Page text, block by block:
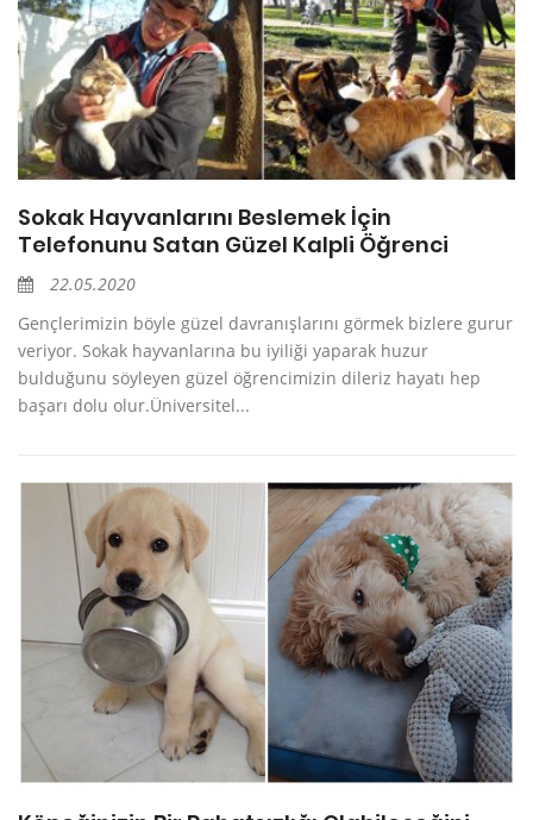
Sokak Hayvanlarını Beslemek İçin
Telefonunu Satan Güzel Kalpli Öğrenci
22.05.2020
Gençlerimizin böyle güzel davranışlarını görmek bizlere gurur
veriyor. Sokak hayvanlarına bu iyiliği yaparak huzur
bulduğunu söyleyen güzel öğrencimizin dileriz hayatı hep
başarı dolu olur.Üniversitel...